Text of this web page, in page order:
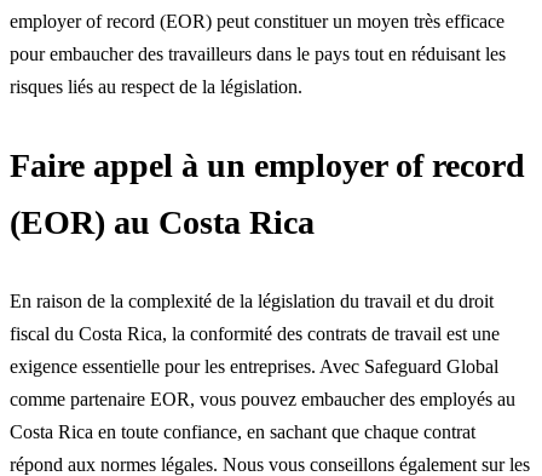
employer of record (EOR) peut constituer un moyen très efficace
pour embaucher des travailleurs dans le pays tout en réduisant les
risques liés au respect de la législation.
Faire appel à un employer of record
(EOR) au Costa Rica
En raison de la complexité de la législation du travail et du droit
fiscal du Costa Rica, la conformité des contrats de travail est une
exigence essentielle pour les entreprises. Avec Safeguard Global
comme partenaire EOR, vous pouvez embaucher des employés au
Costa Rica en toute confiance, en sachant que chaque contrat
répond aux normes légales. Nous vous conseillons également sur les